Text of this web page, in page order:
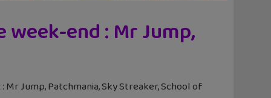
end : Mr Jump,
Jump, Patchmania, Sky Streaker, School of